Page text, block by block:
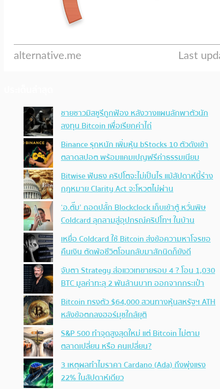
ชายชาวมิสซูรีถูกฟ้อง หลังวางแผนลักพาตัวนัก
ลงทุน Bitcoin เพื่อเรียกค่าไถ่
Binance รุกหนัก เพิ่มหุ้น bStocks 10 ตัวดังเข้า
ตลาดสปอต พร้อมแคมเปญฟรีค่าธรรมเนียม
Bitwise ฟันธง คริปโตจะไม่เป็นไร แม้สัปดาห์นี้ร่าง
กฎหมาย Clarity Act จะโหวตไม่ผ่าน
‘อ.ตั๊ม’ ถอดปลั้ก Blockclock เก็บเข้าตู้ หวั่นพิษ
Coldcard ลุกลามสู่อุปกรณ์คริปโทฯ ในบ้าน
เหยื่อ Coldcard ใช้ Bitcoin ส่งข้อความหาโจรขอ
คืนเงิน ตัดพ้อชีวิตโอนกลับมาสักนิดก็ยังดี
จับตา Strategy ส่อแววเทขายรอบ 4 ? โอน 1,030
BTC มูลค่าทะลุ 2 พันล้านบาท ออกจากกระเป๋า
Bitcoin ทรงตัว $64,000 สวนทางหุ้นสหรัฐฯ ATH
หลังข้อตกลงฮอร์มุซใกล้ยุติ
S&P 500 ทำจุดสูงสุดใหม่ แต่ Bitcoin ไม่ตาม
ตลาดเปลี่ยน หรือ คนเปลี่ยน?
3 เหตุผลทำไมราคา Cardano (Ada) ถึงพุ่งแรง
22% ในสัปดาห์เดียว